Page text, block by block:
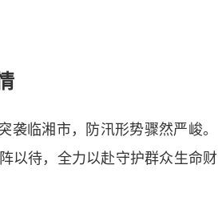
袭临湘市，防汛形势骤然严峻。
以待，全力以赴守护群众生命财